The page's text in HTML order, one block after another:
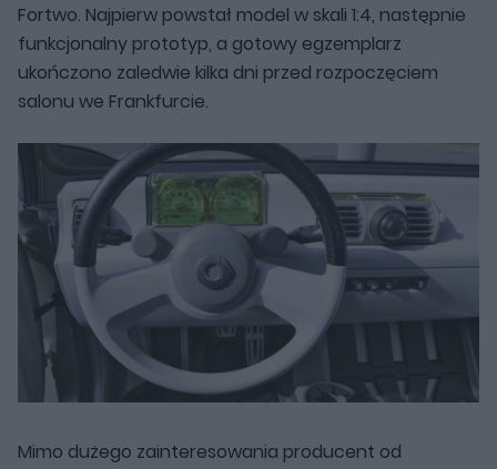
Fortwo. Najpierw powstał model w skali 1:4, następnie
funkcjonalny prototyp, a gotowy egzemplarz
ukończono zaledwie kilka dni przed rozpoczęciem
salonu we Frankfurcie.
Mimo dużego zainteresowania producent od